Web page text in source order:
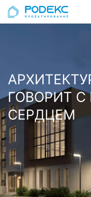
ГОВОРИТ
СЕРДЦЕМ